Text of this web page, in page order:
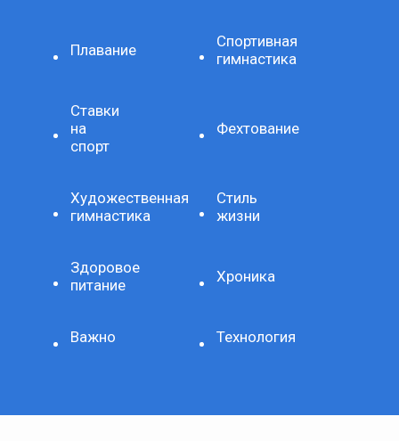
Плавание
Спортивная
гимнастика
Ставки
на
спорт
Фехтование
Художественная
гимнастика
Стиль
жизни
Здоровое
питание
Хроника
Важно Технология